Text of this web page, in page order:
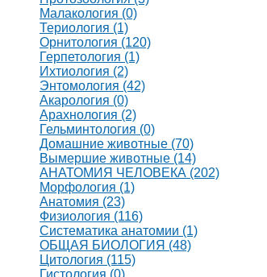
Малакология (0)
Териология (1)
Орнитология (120)
Герпетология (1)
Ихтиология (2)
Энтомология (42)
Акарология (0)
Арахнология (2)
Гельминтология (0)
Домашние животные (70)
Вымершие животные (14)
АНАТОМИЯ ЧЕЛОВЕКА (202)
Морфология (1)
Анатомия (23)
Физиология (116)
Систематика анатомии (1)
ОБЩАЯ БИОЛОГИЯ (48)
Цитология (115)
Гистология (0)